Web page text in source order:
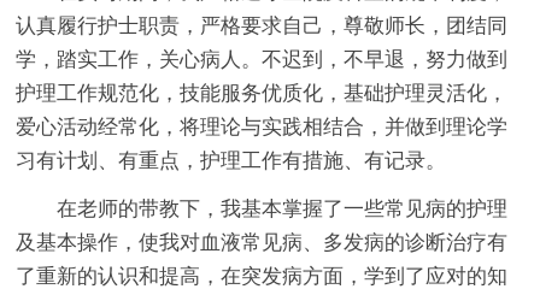
认真履行护士职责，严格要求自己，尊敬师长，团结同
学，踏实工作，关心病人。不迟到，不早退，努力做到
护理工作规范化，技能服务优质化，基础护理灵活化，
爱心活动经常化，将理论与实践相结合，并做到理论学
习有计划、有重点，护理工作有措施、有记录。
在老师的带教下，我基本掌握了一些常见病的护理
及基本操作，使我对血液常见病、多发病的诊断治疗有
了重新的认识和提高，在突发病方面，学到了应对的知